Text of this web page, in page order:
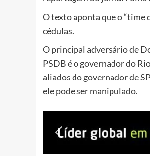
O texto aponta que o “time
cédulas.
O principal adversário de
PSDB é o governador do
aliados do governador de
ele pode ser manipulado.